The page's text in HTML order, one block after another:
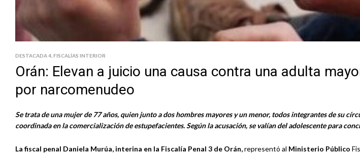
DESTACADA 4 FISCALÍAS INTERIOR
Orán: Elevan a juicio una causa contra una adulta
por narcomenudeo
Se trata de una mujer de 77 años, quien junto a dos hombres mayores y un menor, todos integrantes de su
coordinada en la comercialización de estupefacientes. Según la acusación, se valían del adolescente para
La fiscal penal Daniela Murúa, interina en la Fiscalía Penal 3 de Orán,representó al Ministerio Público